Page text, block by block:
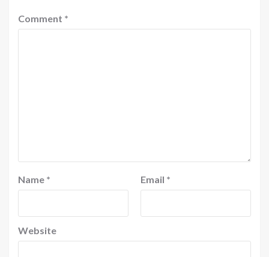
Comment *
Name * Email *
Website